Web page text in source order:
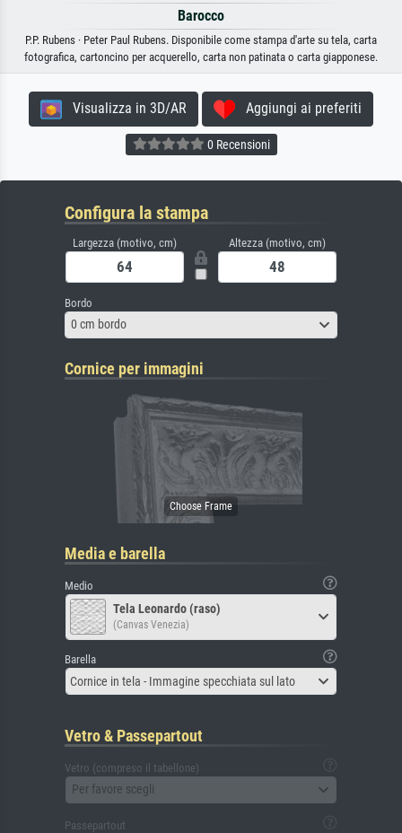
Barocco
P.P. Rubens · Peter Paul Rubens. Disponibile come stampa d'arte su tela, carta
fotografica, cartoncino per acquerello, carta non patinata o carta giapponese.
Visualizza in 3D/AR Aggiungi ai preferiti
0 Recensioni
Configura la stampa
Largezza (motivo, cm) Altezza (motivo, cm)
Bordo
0 cm bordo
Cornice per immagini
Media e barella
Medio
Tela Leonardo (raso)
(Canvas Venezia)
Barella
Cornice in tela - Immagine specchiata sul lato
Vetro & Passepartout
Vetro (compreso il tabellone)
Per favore scegli
Passepartout